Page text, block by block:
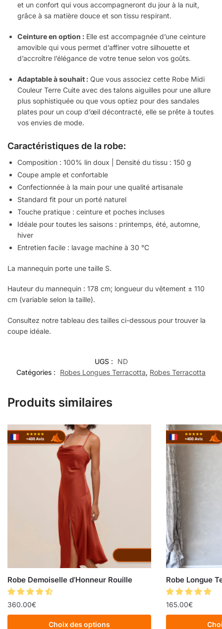
et un confort qui vous accompagneront du jour à la nuit,
grâce à sa matière douce et son tissu respirant.
Ceinture en option : Elle est accompagnée d’une ceinture
amovible qui vous permet d’affiner votre silhouette et
d’accroître l’élégance de votre tenue selon vos goûts.
Adaptable à souhait : Que vous associez cette Robe Midi
Couleur Terre Cuite avec des talons aiguilles pour une allure
plus sophistiquée ou que vous optiez pour des sandales
plates pour un coup d’œil décontracté, elle se prête à toutes
vos envies de mode.
Caractéristiques de la robe:
Composition : 100% lin doux | Densité du tissu : 150 g
Coupe ample et confortable
Confectionnée à la main pour une qualité artisanale
Standard fit pour un porté naturel
Touche pratique : ceinture et poches incluses
Idéale pour toutes les saisons : printemps, été, automne,
hiver
Entretien facile : lavage machine à 30 °C
La mannequin porte une taille S.
Hauteur du mannequin : 178 cm; longueur du vêtement ± 110
cm (variable selon la taille).
Consultez notre tableau des tailles ci-dessous pour trouver la
coupe idéale.
UGS :
ND
Catégories :
Robes Longues Terracotta, Robes Terracotta
Produits similaires
Robe Demoiselle d’Honneur Rouille
360.00€
Choix des options
Robe Longue
165.00€